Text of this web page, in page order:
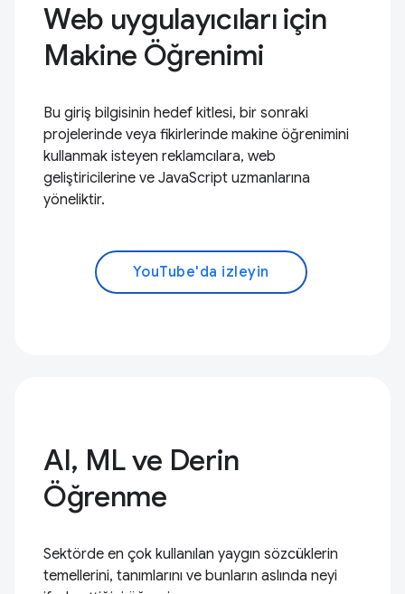
Web uygulayıcıları için
Makine Öğrenimi
Bu giriş bilgisinin hedef kitlesi, bir sonraki
projelerinde veya fikirlerinde makine öğrenimini
kullanmak isteyen reklamcılara, web
geliştiricilerine ve JavaScript uzmanlarına
yöneliktir.
YouTube'da izleyin
AI, ML ve Derin
Öğrenme
Sektörde en çok kullanılan yaygın sözcüklerin
temellerini, tanımlarını ve bunların aslında neyi